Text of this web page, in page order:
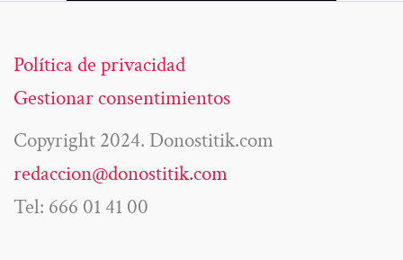
Política de privacidad
Gestionar consentimientos
Copyright 2024. Donostitik.com
redaccion@donostitik.com
Tel: 666 01 41 00